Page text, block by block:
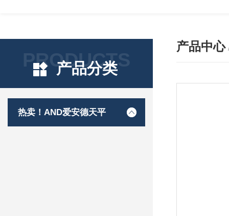
PRODUCTS
产品分类
热卖！AND爱安德天平
产品中心